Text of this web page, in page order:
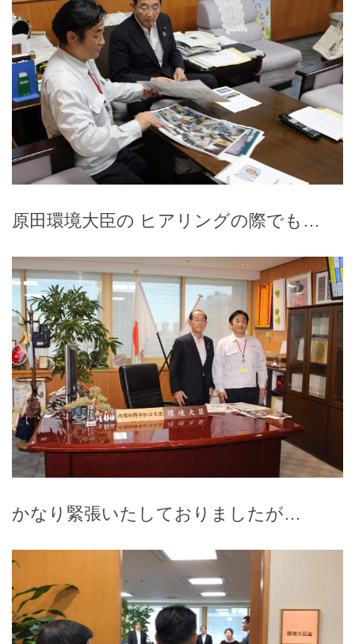
原田環境大臣の ヒアリングの際でも…
かなり緊張いたしておりましたが…